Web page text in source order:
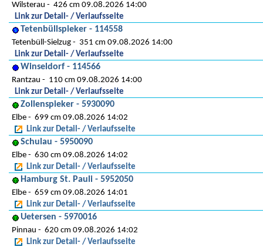
Wilsterau
426 cm 09.08.2026 14:00
Link zur Detail- / Verlaufsseite
Tetenbüllspieker - 114558
Tetenbüll-Sielzug
351 cm 09.08.2026 14:00
Link zur Detail- / Verlaufsseite
Winseldorf - 114566
Rantzau
110 cm 09.08.2026 14:00
Link zur Detail- / Verlaufsseite
Zollenspieker - 5930090
Elbe
699 cm 09.08.2026 14:02
Link zur Detail- / Verlaufsseite
Schulau - 5950090
Elbe
630 cm 09.08.2026 14:02
Link zur Detail- / Verlaufsseite
Hamburg St. Pauli - 5952050
Elbe
659 cm 09.08.2026 14:01
Link zur Detail- / Verlaufsseite
Uetersen - 5970016
Pinnau
620 cm 09.08.2026 14:02
Link zur Detail- / Verlaufsseite